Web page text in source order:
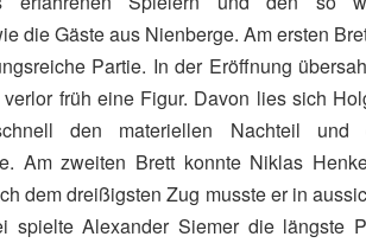
die Gäste aus Nienberge. Am ersten
Partie. In der Eröffnung
früh eine Figur. Davon lies sich
den materiellen Nachteil und
Am zweiten Brett konnte Niklas
dem dreißigsten Zug musste er in
spielte Alexander Siemer die längste